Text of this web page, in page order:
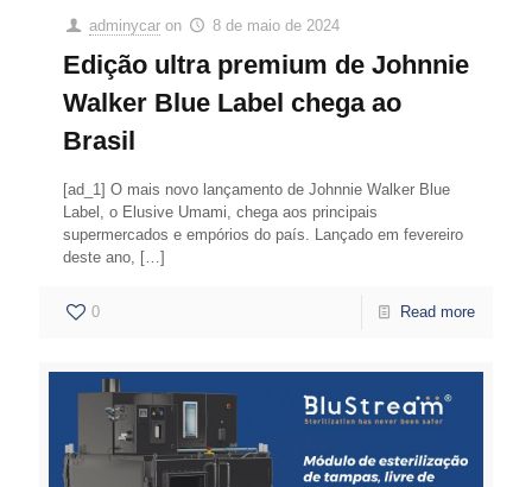
adminycar on 8 de maio de 2024
Edição ultra premium de Johnnie
Walker Blue Label chega ao
Brasil
[ad_1] O mais novo lançamento de Johnnie Walker Blue
Label, o Elusive Umami, chega aos principais
supermercados e empórios do país. Lançado em fevereiro
deste ano,
[…]
0 Read more